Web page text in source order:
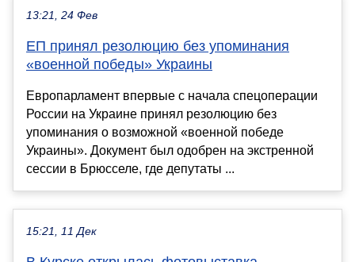
13:21, 24 Фев
ЕП принял резолюцию без упоминания
«военной победы» Украины
Европарламент впервые с начала спецоперации
России на Украине принял резолюцию без
упоминания о возможной «военной победе
Украины». Документ был одобрен на экстренной
сессии в Брюсселе, где депутаты ...
15:21, 11 Дек